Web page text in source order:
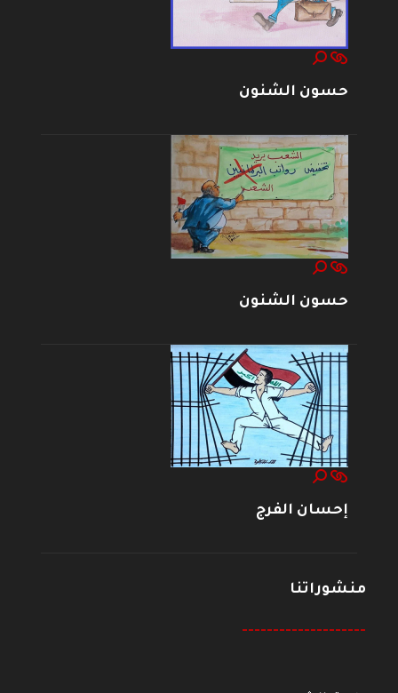
حسون الشنون
حسون الشنون
إحسان الفرج
منشوراتنا
--------------------